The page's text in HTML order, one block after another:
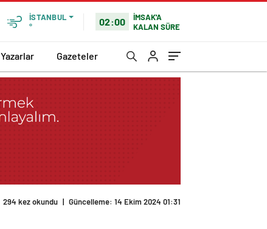
İSTANBUL
°
02:00
İMSAK'A
KALAN SÜRE
Yazarlar Gazeteler
294 kez okundu | Güncelleme: 14 Ekim 2024 01:31